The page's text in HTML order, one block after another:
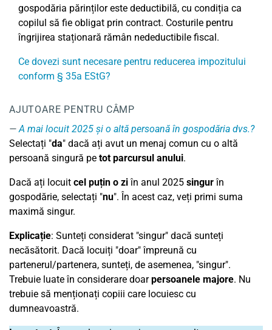
gospodăria părinților este deductibilă, cu condiția ca
copilul să fie obligat prin contract. Costurile pentru
îngrijirea staționară rămân nedeductibile fiscal.
Ce dovezi sunt necesare pentru reducerea impozitului
conform § 35a EStG?
AJUTOARE PENTRU CÂMP
A mai locuit 2025 și o altă persoană în gospodăria dvs.?
Selectați "da" dacă ați avut un menaj comun cu o altă
persoană singură pe tot parcursul anului.
Dacă ați locuit cel puțin o ziîn anul 2025 singurîn
gospodărie, selectați "nu". În acest caz, veți primi suma
maximă singur.
Explicație: Sunteți considerat "singur" dacă sunteți
necăsătorit. Dacă locuiți "doar" împreună cu
partenerul/partenera, sunteți, de asemenea, "singur".
Trebuie luate în considerare doarpersoanele majore. Nu
trebuie să menționați copiii care locuiesc cu
dumneavoastră.